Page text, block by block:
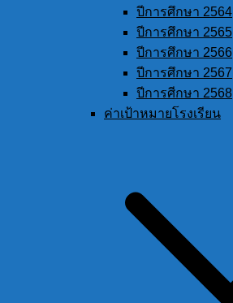
ปีการศึกษา 2564
ปีการศึกษา 2565
ปีการศึกษา 2566
ปีการศึกษา 2567
ปีการศีกษา 2568
ค่าเป้าหมายโรงเรียน